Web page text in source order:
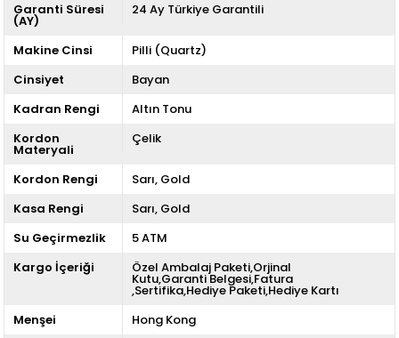
Garanti Süresi
(AY)
24 Ay Türkiye Garantili
Makine Cinsi
Pilli (Quartz)
Cinsiyet
Bayan
Kadran Rengi
Altın Tonu
Kordon
Materyali
Çelik
Kordon Rengi Sarı Gold
Kasa Rengi
Sarı Gold
Su Geçirmezlik
5 ATM
Kargo İçeriği
Özel Ambalaj Paketi,Orjinal
Kutu,Garanti Belgesi,Fatura
,Sertifika,Hediye Paketi,Hediye Kartı
Menşei
Hong Kong